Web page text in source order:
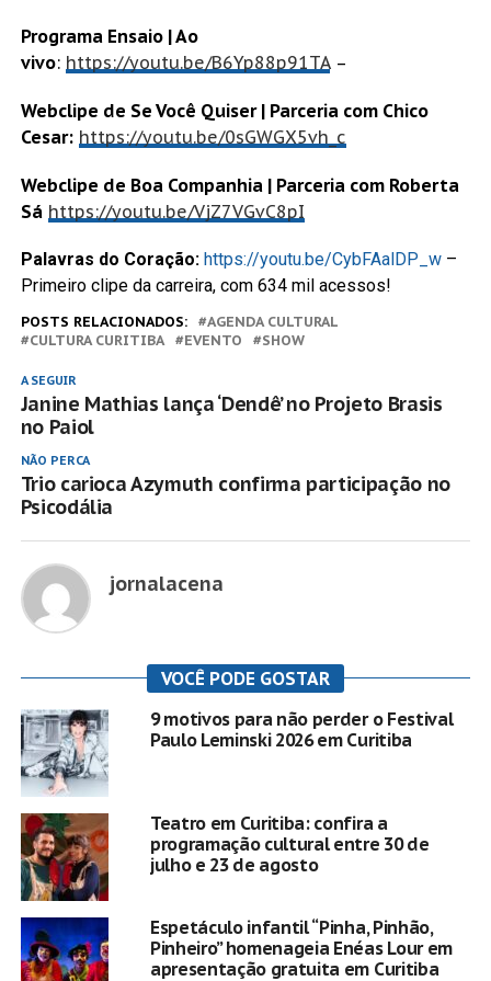
Programa Ensaio | Ao
vivo: https://youtu.be/B6Yp88p91TA–
Webclipe de Se Você Quiser | Parceria com Chico
Cesar: https://youtu.be/0sGWGX5vh_c
Webclipe de Boa Companhia | Parceria com Roberta
Sá https://youtu.be/VjZ7VGvC8pI
Palavras do Coração: https://youtu.be/CybFAalDP_w–
Primeiro clipe da carreira, com 634 mil acessos!
POSTS RELACIONADOS:
AGENDA CULTURAL
CULTURA CURITIBA
EVENTO SHOW
A SEGUIR
Janine Mathias lança ‘Dendê’ no Projeto Brasis
no Paiol
NÃO PERCA
Trio carioca Azymuth confirma participação no
Psicodália
jornalacena
VOCÊ PODE GOSTAR
9 motivos para não perder o Festival
Paulo Leminski 2026 em Curitiba
Teatro em Curitiba: confira a
programação cultural entre 30 de
julho e 23 de agosto
Espetáculo infantil “Pinha, Pinhão,
Pinheiro” homenageia Enéas Lour em
apresentação gratuita em Curitiba